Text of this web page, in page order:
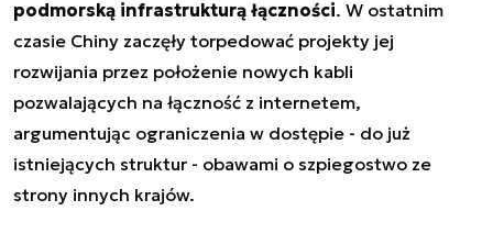
podmorską infrastrukturą łączności. W ostatnim
czasie Chiny zaczęły torpedować projekty jej
rozwijania przez położenie nowych kabli
pozwalających na łączność z internetem,
argumentując ograniczenia w dostępie - do już
istniejących struktur - obawami o szpiegostwo ze
strony innych krajów.